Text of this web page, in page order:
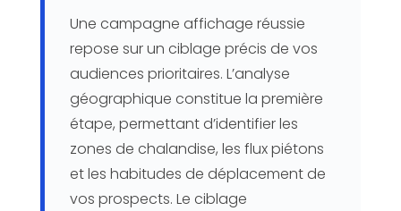
Une campagne affichage réussie
repose sur un ciblage précis de vos
audiences prioritaires. L’analyse
géographique constitue la première
étape, permettant d’identifier les
zones de chalandise, les flux piétons
et les habitudes de déplacement de
vos prospects. Le ciblage